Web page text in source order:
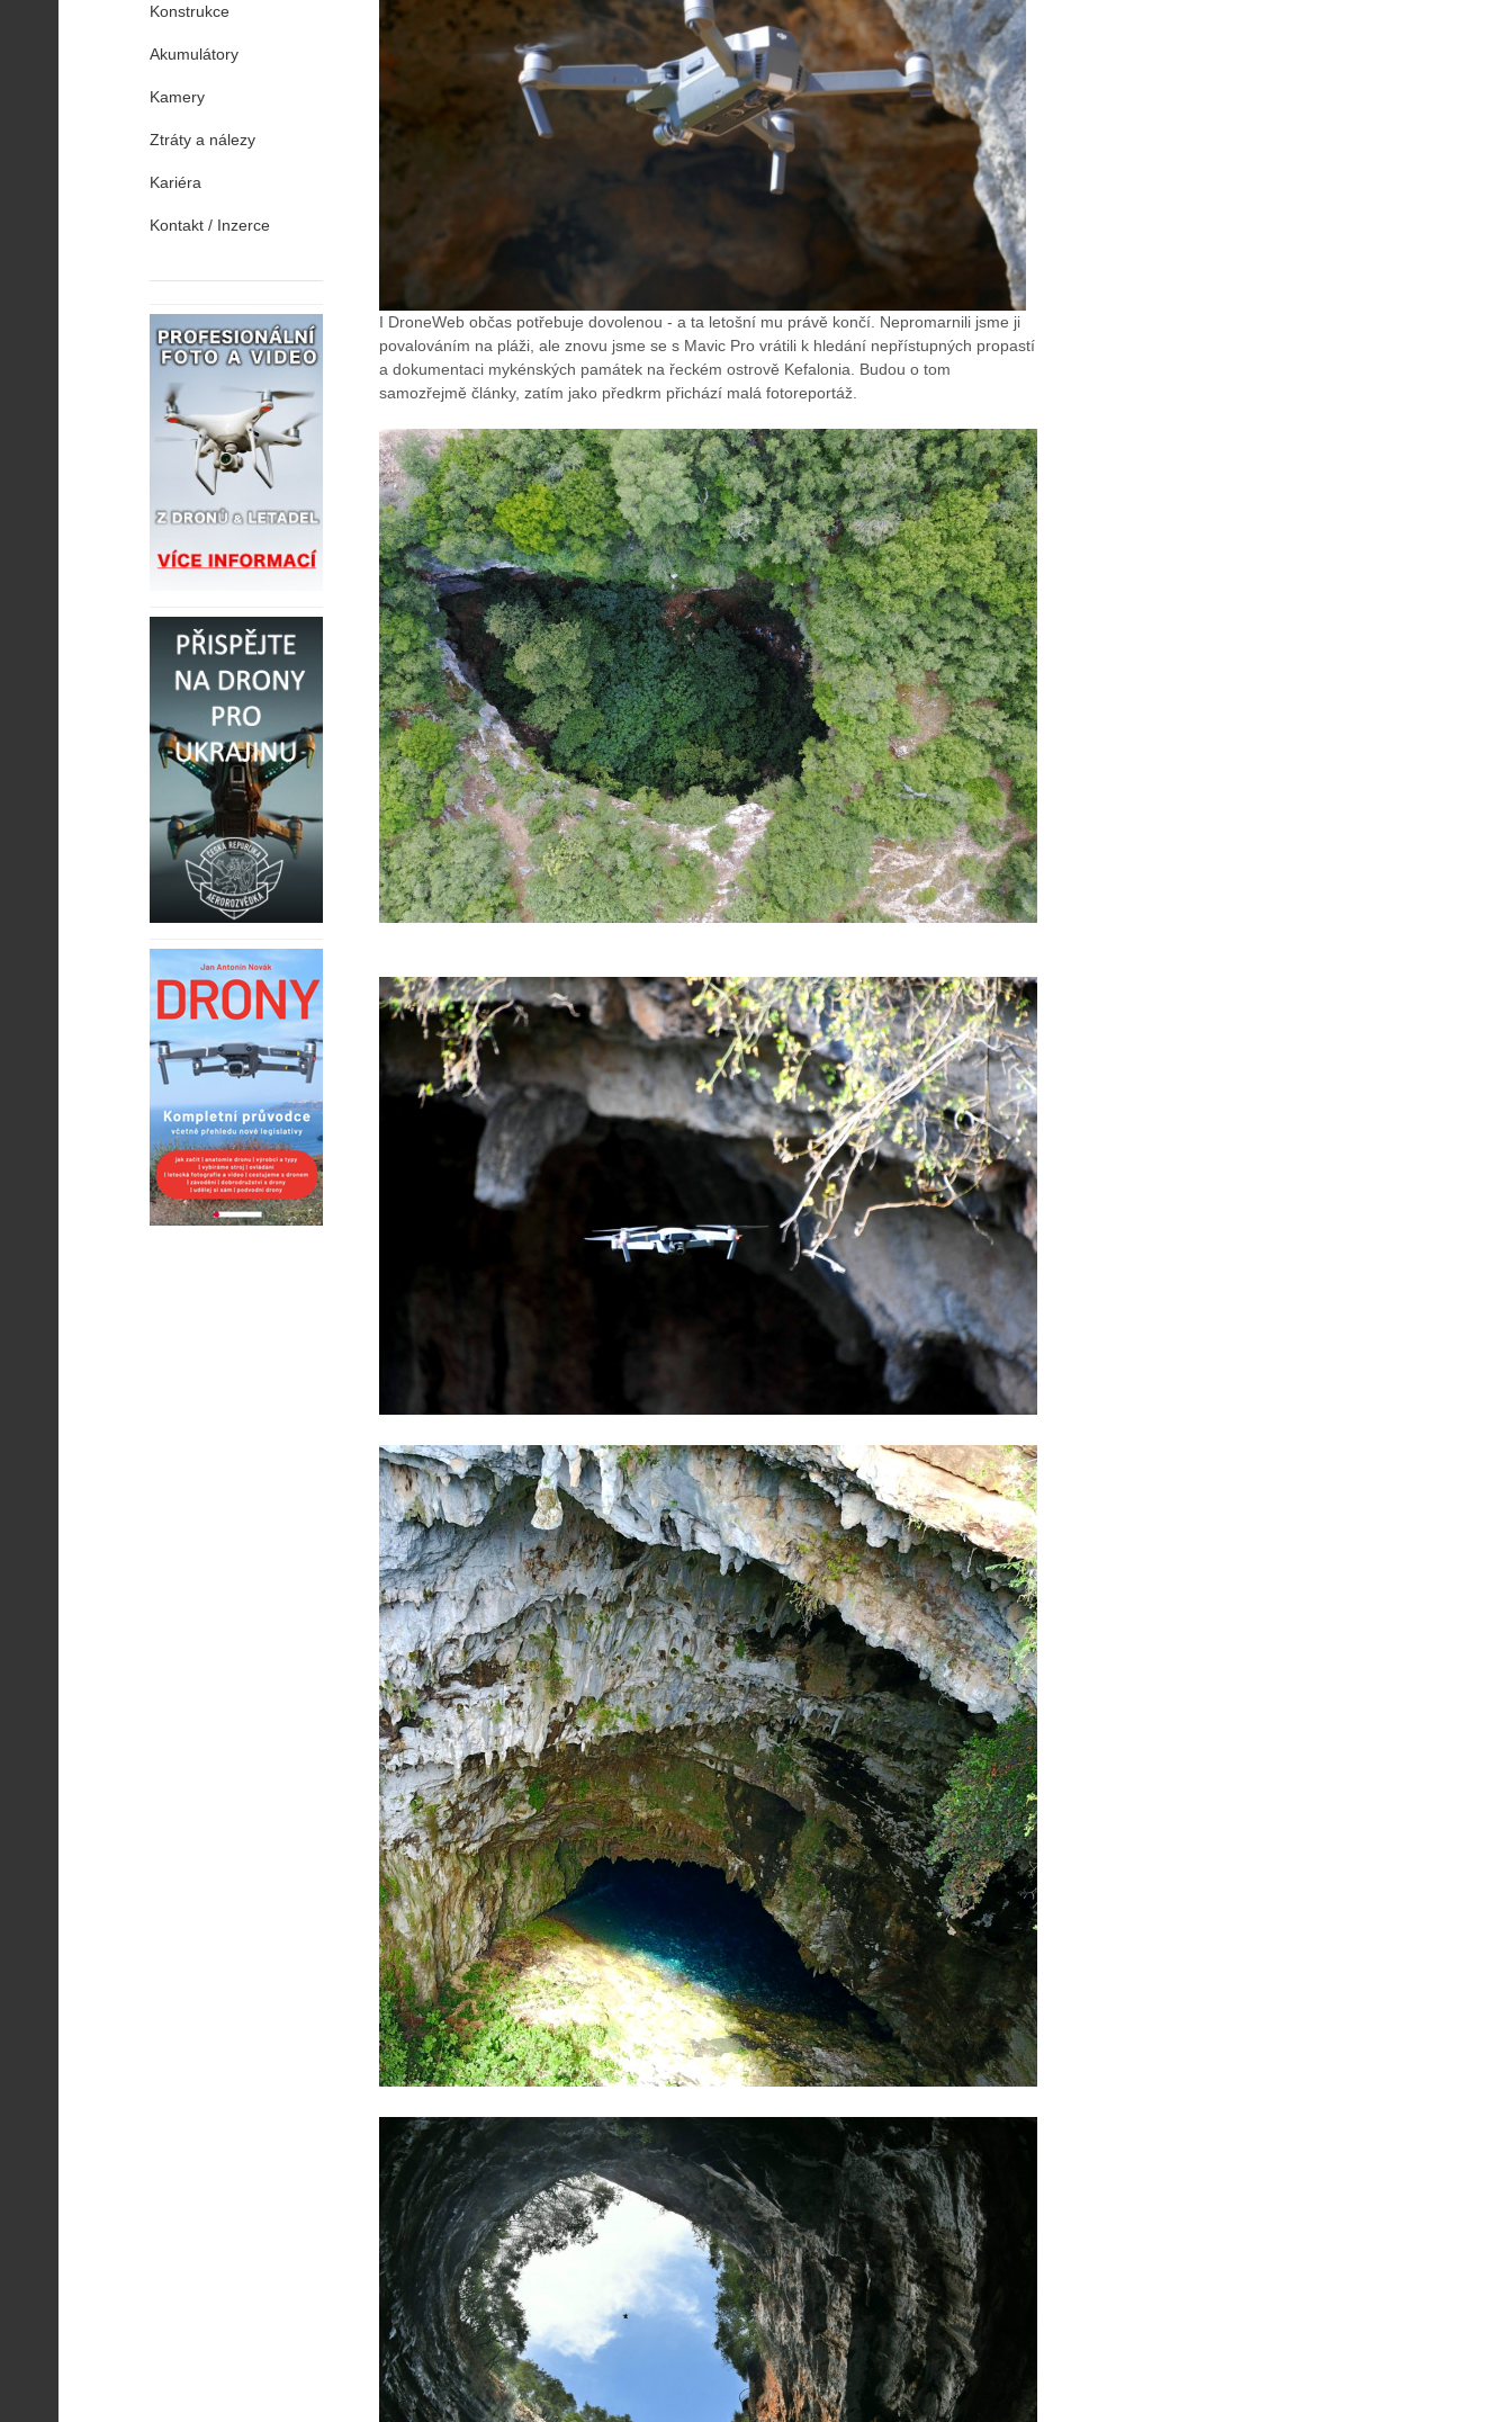
I DroneWeb občas potřebuje dovolenou - a ta letošní mu právě končí. Nepromarnili jsme ji
povalováním na pláži, ale znovu jsme se s Mavic Pro vrátili k hledání nepřístupných propastí
a dokumentaci mykénských památek na řeckém ostrově Kefalonia. Budou o tom
samozřejmě články, zatím jako předkrm přichází malá fotoreportáž.
Konstrukce
Akumulátory
Kamery
Ztráty a nálezy
Kariéra
Kontakt / Inzerce